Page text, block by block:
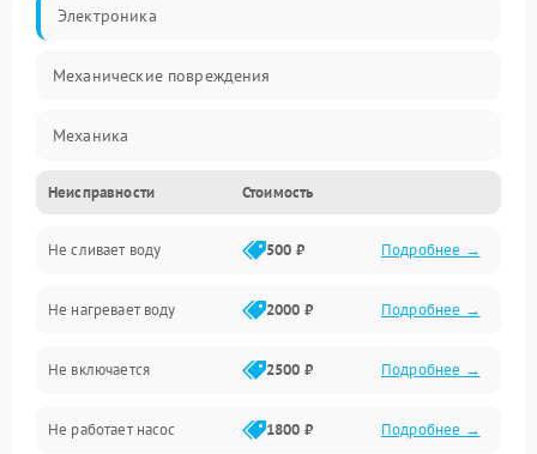
Электроника
Механические повреждения
Механика
Управление
Электропитание
Датчики
Нагрев
Вода
Неисправности Стоимость
Не сливает воду 500 ₽ Подробнее →
Не нагревает воду 2000 ₽ Подробнее →
Не включается 2500 ₽ Подробнее →
Не работает насос 1800 ₽ Подробнее →